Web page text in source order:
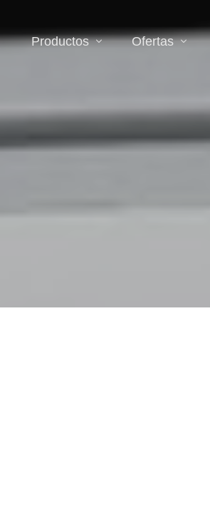
Productos
Binoculares y monoculares
Ofertas
Zona de